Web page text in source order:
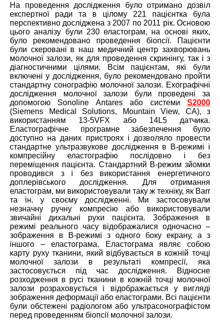
На проведення дослідження було отримано дозвіл
експертної ради та в цілому 221 пацієнтка була
перспективно досліджена з 2007 по 2011 рік. Основою
цього аналізу були 230 еластограм, на основі яких,
було рекомендовано проведення біопсії. Пацієнти
були скеровані в наш медичний центр захворювань
молочної залози, як для проведення скринінгу, так і з
діагностичними цілями. Всім пацієнтам, які були
включені у дослідження, було рекомендовано пройти
стандартну сонографію молочної залози. Ехографічні
дослідження молочної залози були проведені за
допомогою Sonoline Antares або системи S2000
(Siemens Medical Solutions, Mountain View, CA), з
використанням 13-5VFX або 14L5 датчика.
Еластографічне програмне забезпечення було
доступно на даних пристроях і дозволяло провести
стандартне ультразвукове дослідження в B-режимі і
компресійну еластографію послідовно і без
переміщення пацієнта. Стандартний B-режим зйомки
проводився з і без використання енергетичного
доплерівського дослідження. Для отримання
еластограм, ми використовували таку ж техніку, як Barr
та ін. у своєму дослідженні. Ми застосовували
незначну ручну компресію або використовували
звичайні дихальні рухи пацієнта. Зображення в
режимі реального часу відображалися одночасно –
зображення в B-режимі з одного боку екрану, а з
іншого – еластограма. Еластограма являє собою
карту руху тканини, який відбувається в кожній точці
молочної залози в результаті компресії, яка
застосовується під час дослідження. Відносне
розходження в русі тканини в кожній точці молочної
залози розраховується і відображається у вигляді
зображення деформації або еластограми. Всі пацієнти
були обстежені радіологом або ультрасонографістом
перед проведенням біопсії молочної залози.